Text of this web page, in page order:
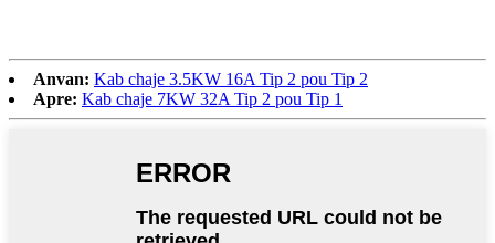
Anvan: Kab chaje 3.5KW 16A Tip 2 pou Tip 2
Apre: Kab chaje 7KW 32A Tip 2 pou Tip 1